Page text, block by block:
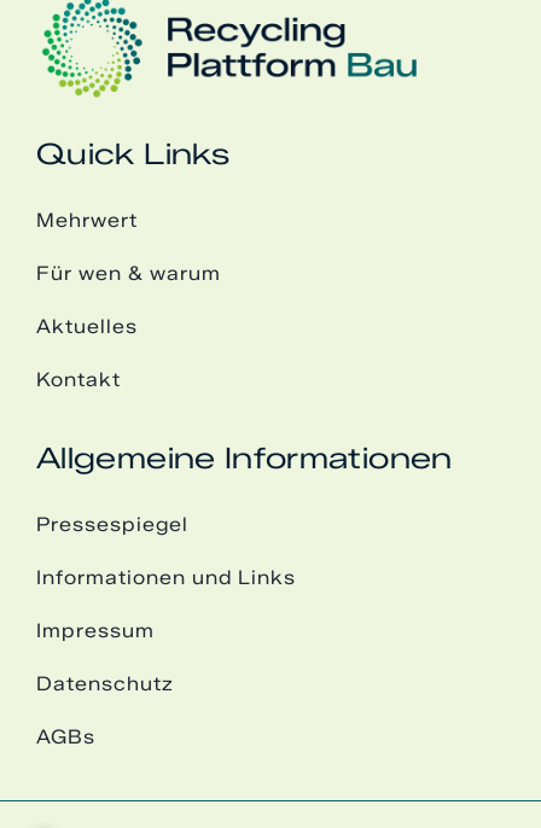
Quick Links
Mehrwert
Für wen & warum
Aktuelles
Kontakt
Allgemeine Informationen
Pressespiegel
Informationen und Links
Impressum
Datenschutz
AGBs